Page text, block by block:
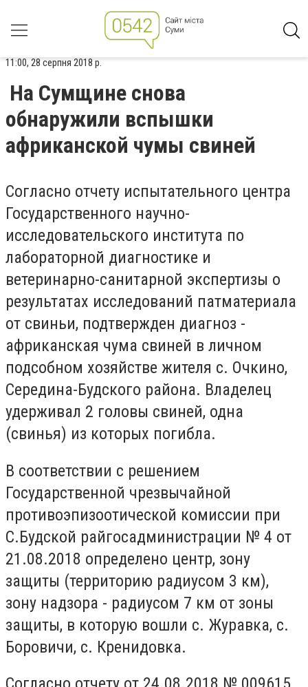
11:00, 28 серпня 2018 р.
На Сумщине снова
обнаружили вспышки
африканской чумы свиней
Согласно отчету испытательного центра
Государственного научно-
исследовательского института по
лабораторной диагностике и
ветеринарно-санитарной экспертизы о
результатах исследований патматериала
от свиньи, подтвержден диагноз -
африканская чума свиней в личном
подсобном хозяйстве жителя с. Очкино,
Середина-Будского района. Владелец
удерживал 2 головы свиней, одна
(свинья) из которых погибла.
В соответствии с решением
Государственной чрезвычайной
противоэпизоотической комиссии при
С.Будской райгосадминистрации № 4 от
21.08.2018 определено центр, зону
защиты (территорию радиусом 3 км),
зону надзора - радиусом 7 км от зоны
защиты, в которую вошли с. Журавка, с.
Боровичи, с. Кренидовка.